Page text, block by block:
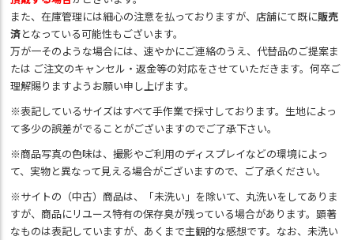
また、在庫管理には細心の注意を払っておりますが、店舗にて既に販売
済となっている可能性もございます。
万が一そのような場合には、速やかにご連絡のうえ、代替品のご提案ま
たは ご注文のキャンセル・返金等の対応をさせていただきます。何卒ご
理解賜りますようお願い申し上げます。
※表記しているサイズはすべて手作業で採寸しております。生地によっ
て多少の誤差がでることがございますのでご了承下さい。
※商品写真の色味は、撮影やご利用のディスプレイなどの環境によっ
て、実物と異なって見える場合がございますので、ご了承ください。
※サイトの（中古）商品は、「未洗い」を除いて、丸洗いをしてありま
すが、商品にリユース特有の保存臭が残っている場合があります。顕著
なものは表記していますが、あくまで主観的な感想です。なお、未洗い